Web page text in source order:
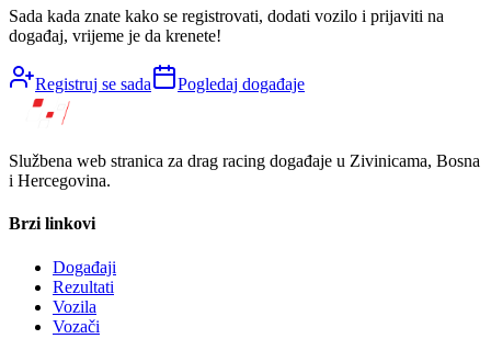
Sada kada znate kako se registrovati, dodati vozilo i prijaviti na
događaj, vrijeme je da krenete!
Registruj se sada Pogledaj događaje
Službena web stranica za drag racing događaje u Zivinicama, Bosna
i Hercegovina.
Brzi linkovi
Događaji
Rezultati
Vozila
Vozači